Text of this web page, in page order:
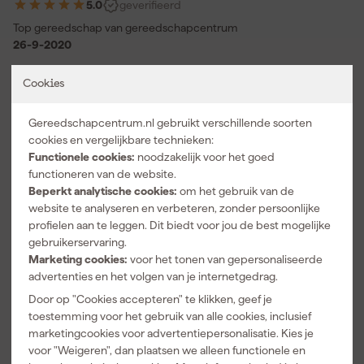
Cookies
Gereedschapcentrum.nl gebruikt verschillende soorten
cookies en vergelijkbare technieken:
Functionele cookies: noodzakelijk voor het goed
functioneren van de website.
Beperkt analytische cookies: om het gebruik van de
website te analyseren en verbeteren, zonder persoonlijke
profielen aan te leggen. Dit biedt voor jou de best mogelijke
gebruikerservaring.
Marketing cookies: voor het tonen van gepersonaliseerde
advertenties en het volgen van je internetgedrag.
Door op "Cookies accepteren" te klikken, geef je
toestemming voor het gebruik van alle cookies, inclusief
marketingcookies voor advertentiepersonalisatie. Kies je
voor "Weigeren", dan plaatsen we alleen functionele en
5.0
geverifieerd
Top gereedschap van gereedschapcentrum
26-9-2020
goede krachtige machine,zal er nog veel plezier aan beleven
13-2-2017
5.0
geverifieerd
26-4-2024
Geplaatst op onze Belgische site.
Over onze reviews
Vaak gekocht met